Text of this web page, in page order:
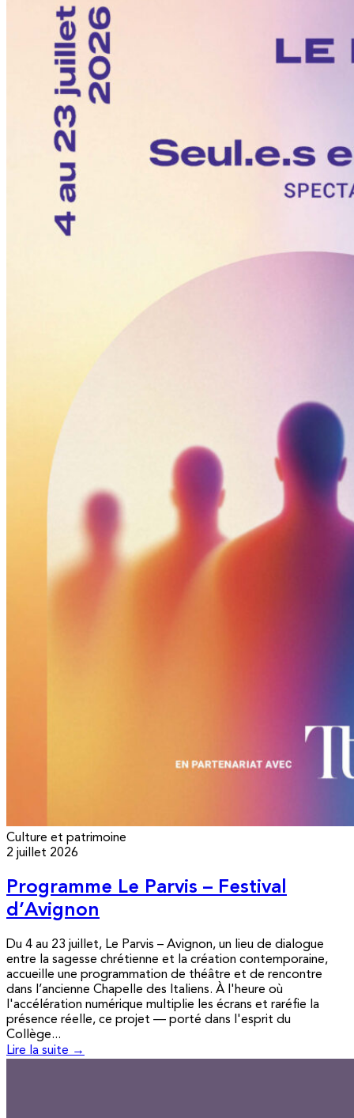
Culture et patrimoine
2 juillet 2026
Programme Le Parvis – Festival
d’Avignon
Du 4 au 23 juillet, Le Parvis – Avignon, un lieu de dialogue
entre la sagesse chrétienne et la création contemporaine,
accueille une programmation de théâtre et de rencontre
dans l’ancienne Chapelle des Italiens. À l'heure où
l'accélération numérique multiplie les écrans et raréfie la
présence réelle, ce projet — porté dans l'esprit du
Collège...
Lire la suite →